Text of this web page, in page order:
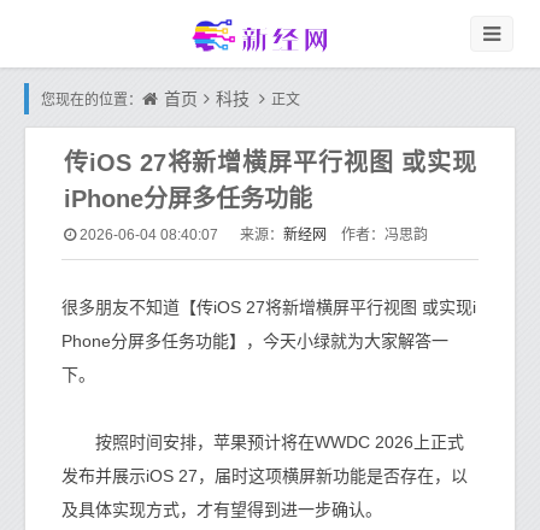
您现在的位置： 首页 科技 正文
传iOS 27将新增横屏平行视图 或实现
iPhone分屏多任务功能
2026-06-04 08:40:07 来源： 新经网 作者：冯思韵
很多朋友不知道【传iOS 27将新增横屏平行视图 或实现i
Phone分屏多任务功能】，今天小绿就为大家解答一
下。
按照时间安排，苹果预计将在WWDC 2026上正式
发布并展示iOS 27，届时这项横屏新功能是否存在，以
及具体实现方式，才有望得到进一步确认。